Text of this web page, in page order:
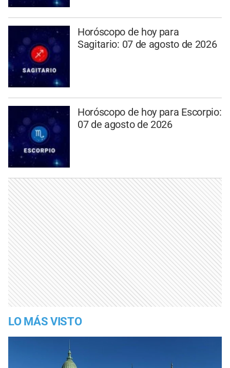
Horóscopo de hoy para
Sagitario: 07 de agosto de 2026
Horóscopo de hoy para Escorpio:
07 de agosto de 2026
LO MÁS VISTO